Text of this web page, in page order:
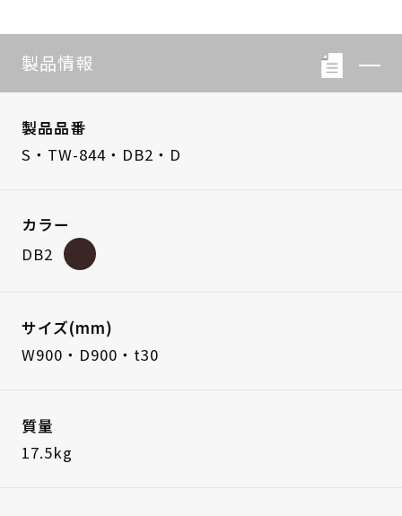
製品情報
製品品番
S・TW-844・DB2・D
カラー
DB2
サイズ(mm)
W900・D900・t30
質量
17.5kg